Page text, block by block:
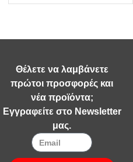
Θέλετε να λαμβάνετε
πρώτοι προσφορές και
νέα προϊόντα;
Εγγραφείτε στο Newsletter
μας.